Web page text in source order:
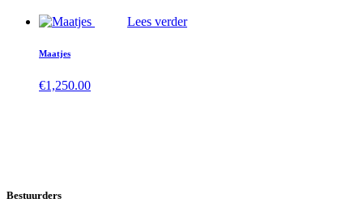
Lees verder
Maatjes
€1,250.00
Bestuurders